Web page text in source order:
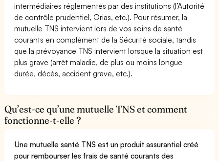
intermédiaires réglementés par des institutions (l’Autorité
de contrôle prudentiel, Orias, etc.). Pour résumer, la
mutuelle TNS intervient lors de vos soins de santé
courants en complément de la Sécurité sociale, tandis
que la prévoyance TNS intervient lorsque la situation est
plus grave (arrêt maladie, de plus ou moins longue
durée, décès, accident grave, etc.).
Qu’est-ce qu’une mutuelle TNS et comment
fonctionne-t-elle ?
Une mutuelle santé TNS est un produit assurantiel créé
pour rembourser les frais de santé courants des